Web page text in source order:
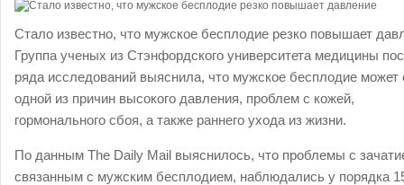
Стало известно, что мужское бесплодие резко повышает
Группа ученых из Стэнфордского университета медицины
ряда исследований выяснила, что мужское бесплодие может
одной из причин высокого давления, проблем с кожей,
гормонального сбоя, а также раннего ухода из жизни.
По данным The Daily Mail выяснилось, что проблемы с
связанным с мужским бесплодием, наблюдались у порядка